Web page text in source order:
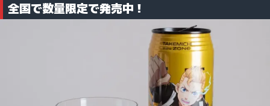
全国で数量限定で発売中！